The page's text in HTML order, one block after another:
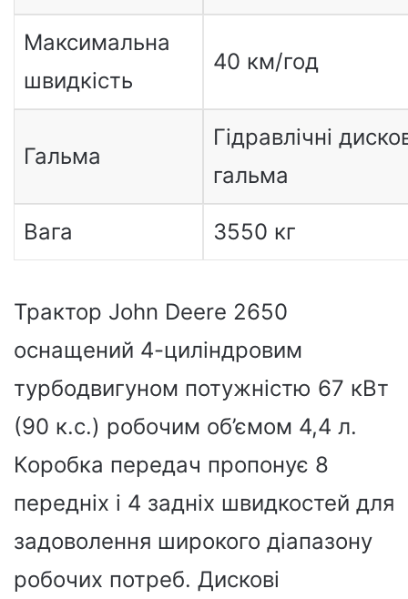
Максимальна
швидкість
40 км/год
Гальма
Гідравлічні
гальма
Вага 3550 кг
Трактор John Deere 2650
оснащений 4-циліндровим
турбодвигуном потужністю 67 кВт
(90 к.с.) робочим об’ємом 4,4 л.
Коробка передач пропонує 8
передніх і 4 задніх швидкостей для
задоволення широкого діапазону
робочих потреб. Дискові